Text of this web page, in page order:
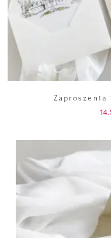
Zaproszenia